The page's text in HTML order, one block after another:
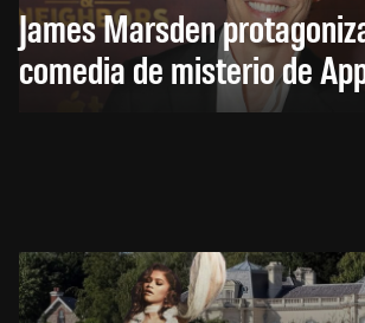
James Marsden
comedia de misterio de